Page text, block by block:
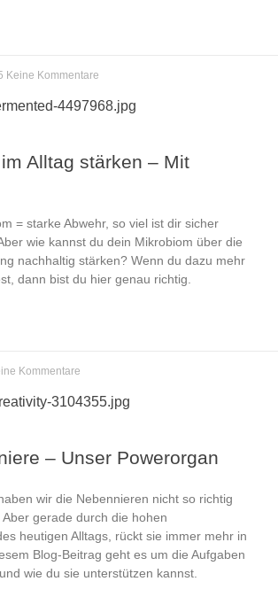
Keine Kommentare
Alltag stärken – Mit
= starke Abwehr, so viel ist dir sicher
wie kannst du dein Mikrobiom über die
nachhaltig stärken? Wenn du dazu mehr
dann bist du hier genau richtig.
Kommentare
– Unser Powerorgan
wir die Nebennieren nicht so richtig
gerade durch die hohen
heutigen Alltags, rückt sie immer mehr in
Blog-Beitrag geht es um die Aufgaben
wie du sie unterstützen kannst.